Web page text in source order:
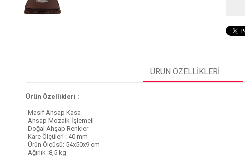
ÜRÜN ÖZELLIKLERI
Ürün Özellikleri :
-Masif Ahşap Kasa
-Ahşap Mozaik İşlemeli
-Doğal Ahşap Renkler
-Kare Ölçüleri : 40 mm
-Ürün Ölçüsü: 54x50x9 cm
-Ağırlık :8,5 kg